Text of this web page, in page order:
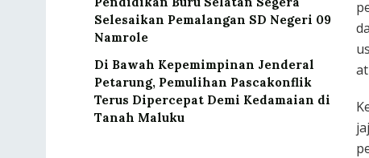
Selesaikan Pemalangan SD Negeri 09
Namrole
Di Bawah Kepemimpinan Jenderal
Petarung, Pemulihan Pascakonflik
Terus Dipercepat Demi Kedamaian di
Tanah Maluku